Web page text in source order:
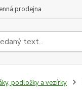
prodejna
podložky a vezírky